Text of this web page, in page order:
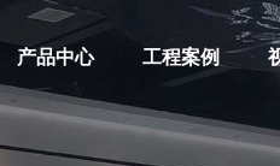
产品中心 工程案例